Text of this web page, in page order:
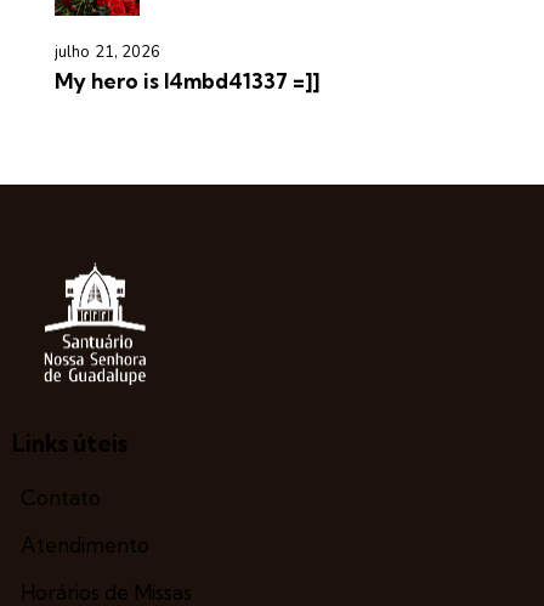
julho 21, 2026
My hero is l4mbd41337 =]]
Links úteis
Contato
Atendimento
Horários de Missas